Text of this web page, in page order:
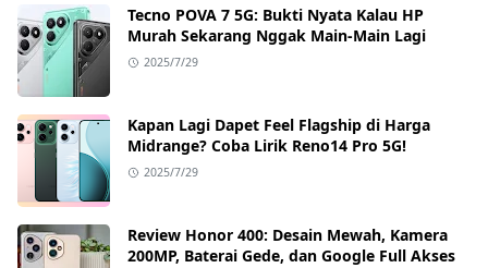
Tecno POVA 7 5G: Bukti Nyata Kalau HP
Murah Sekarang Nggak Main-Main Lagi
2025/7/29
Kapan Lagi Dapet Feel Flagship di Harga
Midrange? Coba Lirik Reno14 Pro 5G!
2025/7/29
Review Honor 400: Desain Mewah, Kamera
200MP, Baterai Gede, dan Google Full Akses